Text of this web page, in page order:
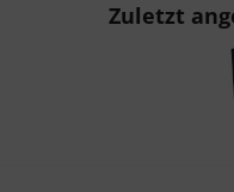
Zuletzt